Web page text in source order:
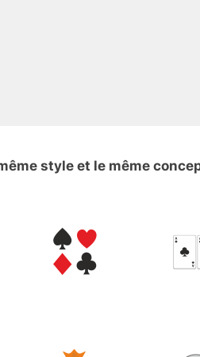
style et le même